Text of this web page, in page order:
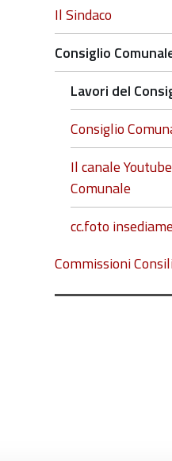
Navigazione
Il Sindaco
Consiglio
Lavori del
Consiglio
Il canale
Comunale
cc.foto
Commissioni